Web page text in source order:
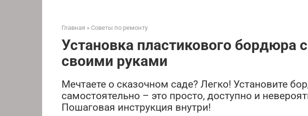
Главная » Советы по ремонту
Установка пластикового бордюра
своими руками
Мечтаете о сказочном саде? Легко! Установите
самостоятельно – это просто, доступно и
Пошаговая инструкция внутри!